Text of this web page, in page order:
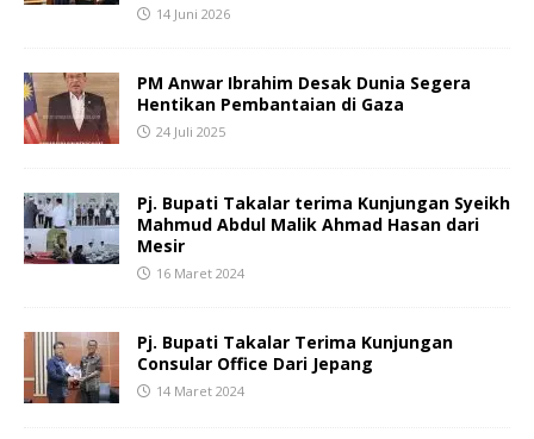
14 Juni 2026
PM Anwar Ibrahim Desak Dunia Segera
Hentikan Pembantaian di Gaza
24 Juli 2025
Pj. Bupati Takalar terima Kunjungan Syeikh
Mahmud Abdul Malik Ahmad Hasan dari
Mesir
16 Maret 2024
Pj. Bupati Takalar Terima Kunjungan
Consular Office Dari Jepang
14 Maret 2024